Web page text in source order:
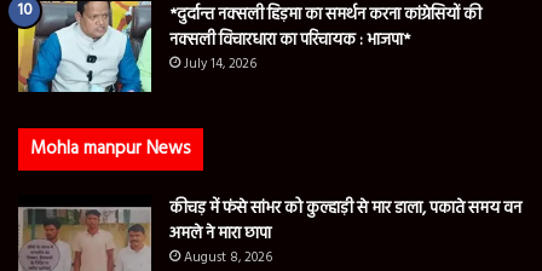
*दुर्दान्त नक्सली हिड़मा का समर्थन करना कांग्रेसियों की
नक्सली विचारधारा का परिचायक : भाजपा*
July 14, 2026
Mohla manpur News
कीचड़ में फंसे सांभर को कुल्हाड़ी से मार डाला, पकाते समय वन
अमले ने मारा छापा
August 8, 2026